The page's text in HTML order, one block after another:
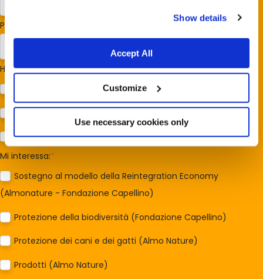
Show details
Accept All
Customize
Use necessary cookies only
Paese/Regione
Hai cani o gatti?*
Gatto
Per ora no
Mi interessa:*
Sostegno al modello della Reintegration Economy
(Almonature - Fondazione Capellino)
Protezione della biodiversità (Fondazione Capellino)
Protezione dei cani e dei gatti (Almo Nature)
Prodotti (Almo Nature)